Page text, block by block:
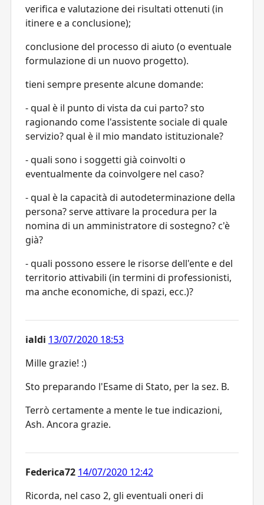
verifica e valutazione dei risultati ottenuti (in
itinere e a conclusione);
conclusione del processo di aiuto (o eventuale
formulazione di un nuovo progetto).
tieni sempre presente alcune domande:
- qual è il punto di vista da cui parto? sto
ragionando come l'assistente sociale di quale
servizio? qual è il mio mandato istituzionale?
- quali sono i soggetti già coinvolti o
eventualmente da coinvolgere nel caso?
- qual è la capacità di autodeterminazione della
persona? serve attivare la procedura per la
nomina di un amministratore di sostegno? c'è
già?
- quali possono essere le risorse dell'ente e del
territorio attivabili (in termini di professionisti,
ma anche economiche, di spazi, ecc.)?
ialdi 13/07/2020 18:53
Mille grazie! :)
Sto preparando l'Esame di Stato, per la sez. B.
Terrò certamente a mente le tue indicazioni,
Ash. Ancora grazie.
Federica72 14/07/2020 12:42
Ricorda, nel caso 2, gli eventuali oneri di